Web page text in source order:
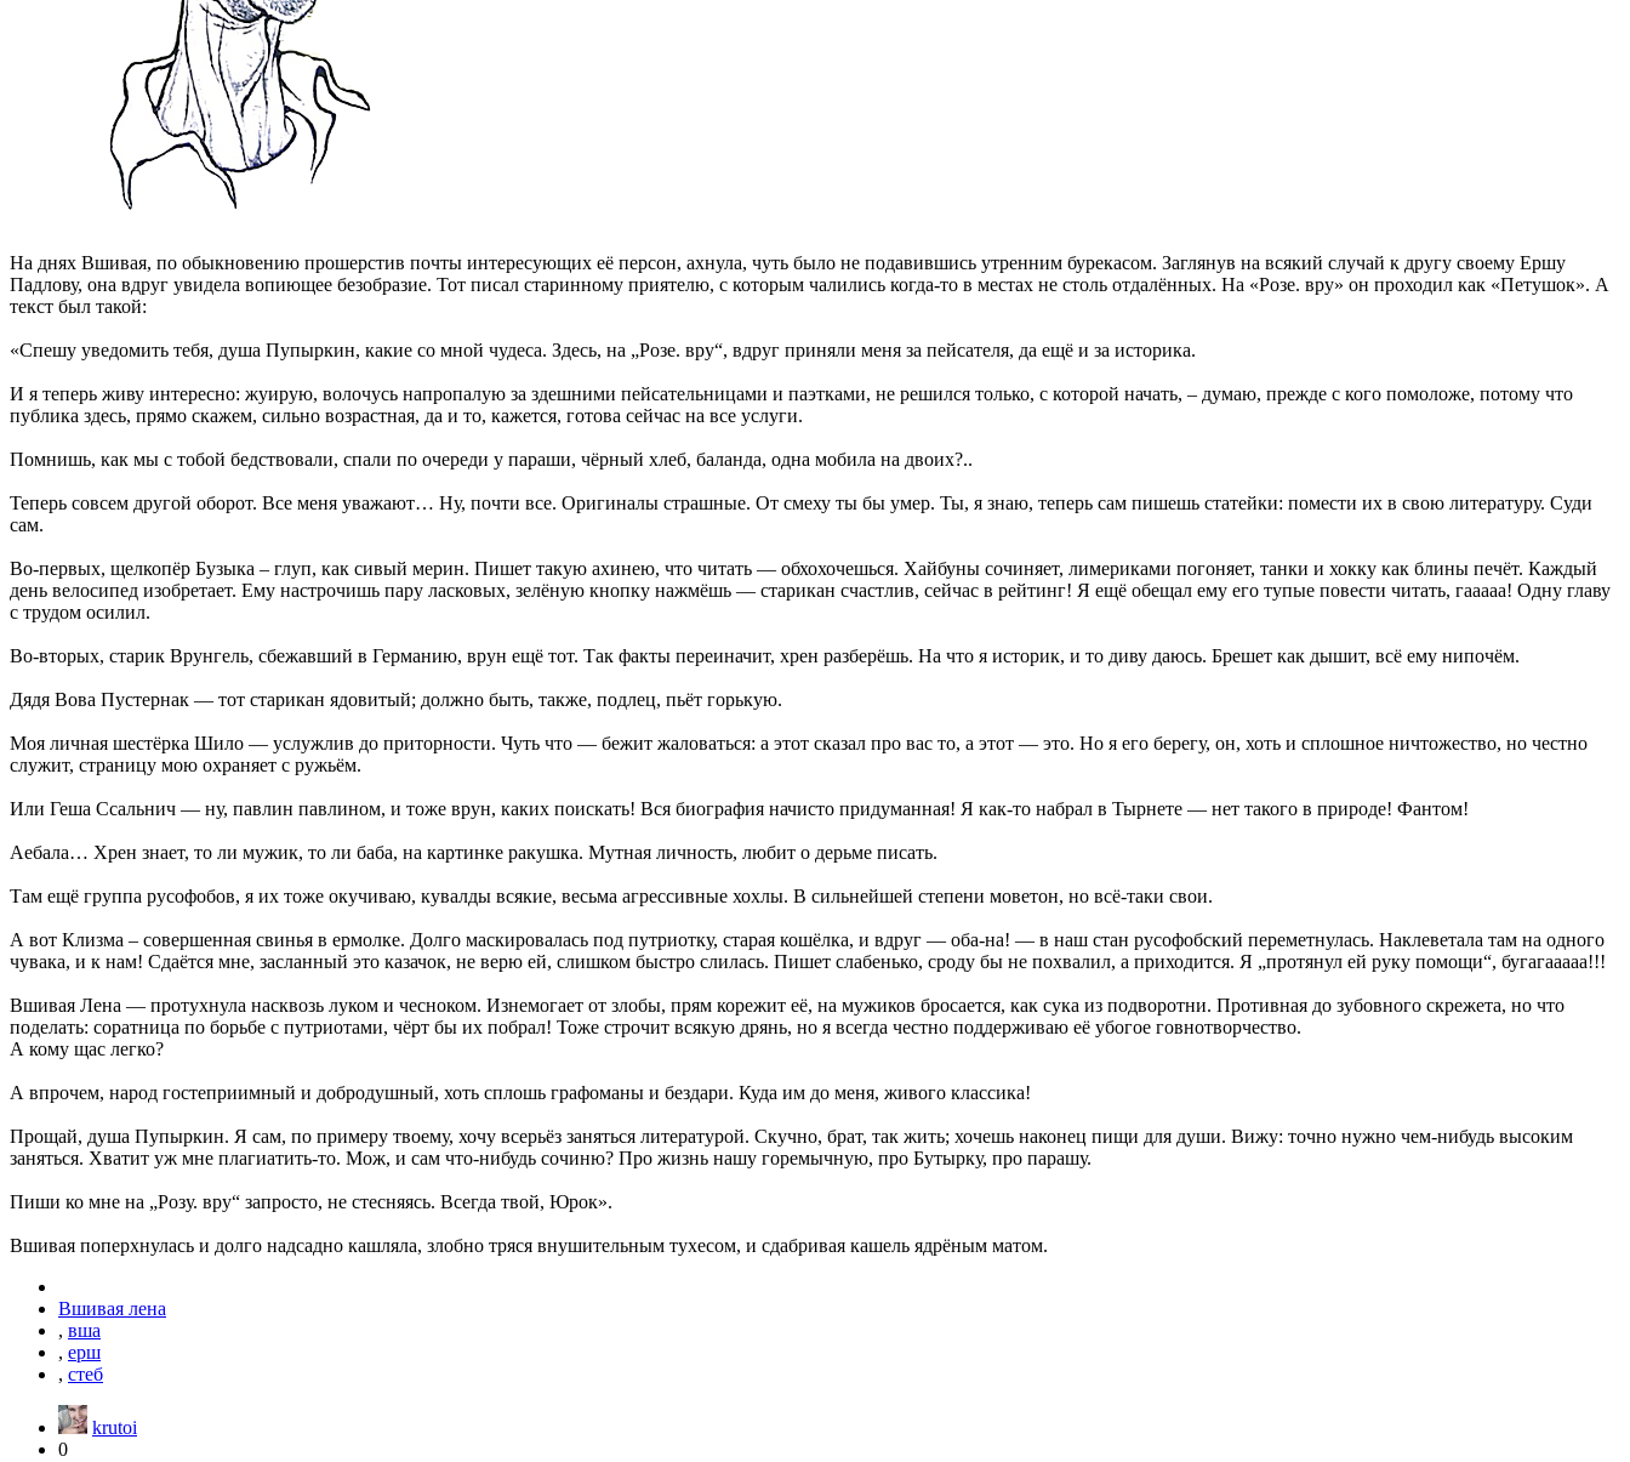
На днях Вшивая, по обыкновению прошерстив почты интересующих её персон, ахнула, чуть было не подавившись утренним бурекасом. Заглянув на всякий случай к другу своему Ершу
Падлову, она вдруг увидела вопиющее безобразие. Тот писал старинному приятелю, с которым чалились когда-то в местах не столь отдалённых. На «Розе. вру» он проходил как «Петушок». А
текст был такой:
«Спешу уведомить тебя, душа Пупыркин, какие со мной чудеса. Здесь, на „Розе. вру“, вдруг приняли меня за пейсателя, да ещё и за историка.
И я теперь живу интересно: жуирую, волочусь напропалую за здешними пейсательницами и паэтками, не решился только, с которой начать, – думаю, прежде с кого помоложе, потому что
публика здесь, прямо скажем, сильно возрастная, да и то, кажется, готова сейчас на все услуги.
Помнишь, как мы с тобой бедствовали, спали по очереди у параши, чёрный хлеб, баланда, одна мобила на двоих?..
Теперь совсем другой оборот. Все меня уважают… Ну, почти все. Оригиналы страшные. От смеху ты бы умер. Ты, я знаю, теперь сам пишешь статейки: помести их в свою литературу. Суди
сам.
Во-первых, щелкопёр Бузыка – глуп, как сивый мерин. Пишет такую ахинею, что читать — обхохочешься. Хайбуны сочиняет, лимериками погоняет, танки и хокку как блины печёт. Каждый
день велосипед изобретает. Ему настрочишь пару ласковых, зелёную кнопку нажмёшь — старикан счастлив, сейчас в рейтинг! Я ещё обещал ему его тупые повести читать, гааааа! Одну главу
с трудом осилил.
Во-вторых, старик Врунгель, сбежавший в Германию, врун ещё тот. Так факты переиначит, хрен разберёшь. На что я историк, и то диву даюсь. Брешет как дышит, всё ему нипочём.
Дядя Вова Пустернак — тот старикан ядовитый; должно быть, также, подлец, пьёт горькую.
Моя личная шестёрка Шило — услужлив до приторности. Чуть что — бежит жаловаться: а этот сказал про вас то, а этот — это. Но я его берегу, он, хоть и сплошное ничтожество, но честно
служит, страницу мою охраняет с ружьём.
Или Геша Ссальнич — ну, павлин павлином, и тоже врун, каких поискать! Вся биография начисто придуманная! Я как-то набрал в Тырнете — нет такого в природе! Фантом!
Аебала… Хрен знает, то ли мужик, то ли баба, на картинке ракушка. Мутная личность, любит о дерьме писать.
Там ещё группа русофобов, я их тоже окучиваю, кувалды всякие, весьма агрессивные хохлы. В сильнейшей степени моветон, но всё-таки свои.
А вот Клизма – совершенная свинья в ермолке. Долго маскировалась под путриотку, старая кошёлка, и вдруг — оба-на! — в наш стан русофобский переметнулась. Наклеветала там на одного
чувака, и к нам! Сдаётся мне, засланный это казачок, не верю ей, слишком быстро слилась. Пишет слабенько, сроду бы не похвалил, а приходится. Я „протянул ей руку помощи“, бугагааааа!!!
Вшивая Лена — протухнула насквозь луком и чесноком. Изнемогает от злобы, прям корежит её, на мужиков бросается, как сука из подворотни. Противная до зубовного скрежета, но что
поделать: соратница по борьбе с путриотами, чёрт бы их побрал! Тоже строчит всякую дрянь, но я всегда честно поддерживаю её убогое говнотворчество.
А кому щас легко?
А впрочем, народ гостеприимный и добродушный, хоть сплошь графоманы и бездари. Куда им до меня, живого классика!
Прощай, душа Пупыркин. Я сам, по примеру твоему, хочу всерьёз заняться литературой. Скучно, брат, так жить; хочешь наконец пищи для души. Вижу: точно нужно чем-нибудь высоким
заняться. Хватит уж мне плагиатить-то. Мож, и сам что-нибудь сочиню? Про жизнь нашу горемычную, про Бутырку, про парашу.
Пиши ко мне на „Розу. вру“ запросто, не стесняясь. Всегда твой, Юрок».
Вшивая поперхнулась и долго надсадно кашляла, злобно тряся внушительным тухесом, и сдабривая кашель ядрёным матом.
Вшивая лена
, вша
, ерш
, стеб
krutoi
0